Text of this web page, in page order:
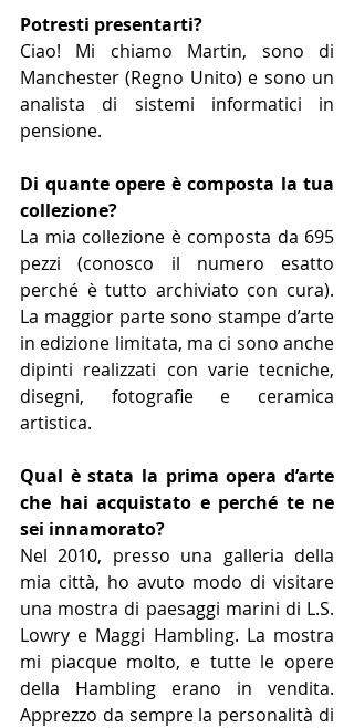
Potresti presentarti?
Ciao! Mi chiamo Martin, sono di
Manchester (Regno Unito) e sono un
analista di sistemi informatici in
pensione.
Di quante opere è composta la tua
collezione?
La mia collezione è composta da 695
pezzi (conosco il numero esatto
perché è tutto archiviato con cura).
La maggior parte sono stampe d’arte
in edizione limitata, ma ci sono anche
dipinti realizzati con varie tecniche,
disegni, fotografie e ceramica
artistica.
Qual è stata la prima opera d’arte
che hai acquistato e perché te ne
sei innamorato?
Nel 2010, presso una galleria della
mia città, ho avuto modo di visitare
una mostra di paesaggi marini di L.S.
Lowry e Maggi Hambling. La mostra
mi piacque molto, e tutte le opere
della Hambling erano in vendita.
Apprezzo da sempre la personalità di